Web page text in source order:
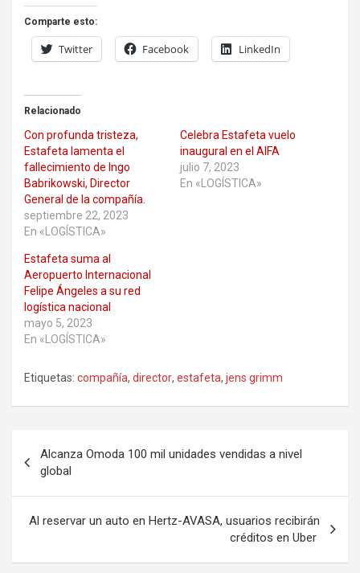
Comparte esto:
Twitter Facebook LinkedIn
Relacionado
Con profunda tristeza,
Estafeta lamenta el
fallecimiento de Ingo
Babrikowski, Director
General de la compañía.
septiembre 22, 2023
En «LOGÍSTICA»
Celebra Estafeta vuelo
inaugural en el AIFA
julio 7, 2023
En «LOGÍSTICA»
Estafeta suma al
Aeropuerto Internacional
Felipe Ángeles a su red
logística nacional
mayo 5, 2023
En «LOGÍSTICA»
Etiquetas: compañía, director, estafeta, jens grimm
de
entradas
Alcanza Omoda 100 mil unidades vendidas a nivel
global
Al reservar un auto en Hertz-AVASA, usuarios recibirán
créditos en Uber